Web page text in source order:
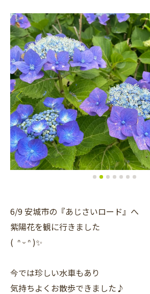
6/9 安城市の『あじさいロード』へ
紫陽花を観に行きました
( ᐢ ᵕ ᐢ )✨
今では珍しい水車もあり
気持ちよくお散歩できました♪